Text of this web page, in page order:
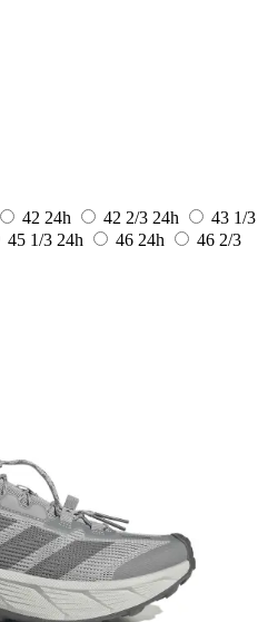
42 24h 42 2/3 24h
43 1/3
45 1/3 24h 46 24h
46 2/3